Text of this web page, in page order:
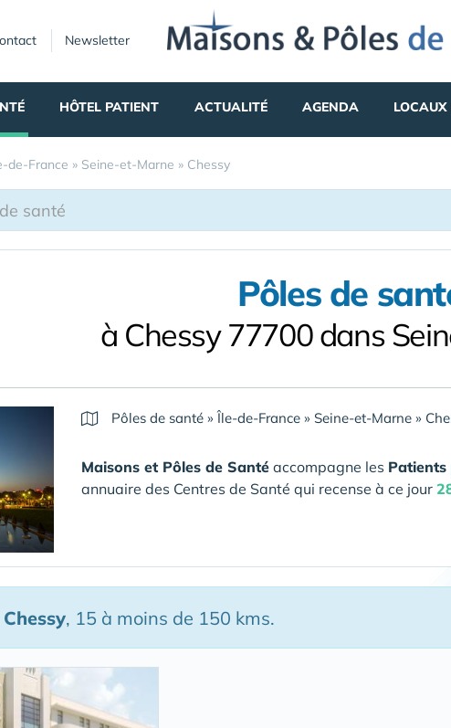
Newsletter
HÔTEL PATIENT ACTUALITÉ AGENDA
de-France » Seine-et-Marne » Chessy
Pôles de
à Chessy 77700 dans
Pôles de santé »Île-de-France » Seine-et-Marne »
Maisons et Pôles de Santé accompagne les Patients
annuaire des Centres de Santé qui recense à ce jour
, 15 à moins de 150 kms.